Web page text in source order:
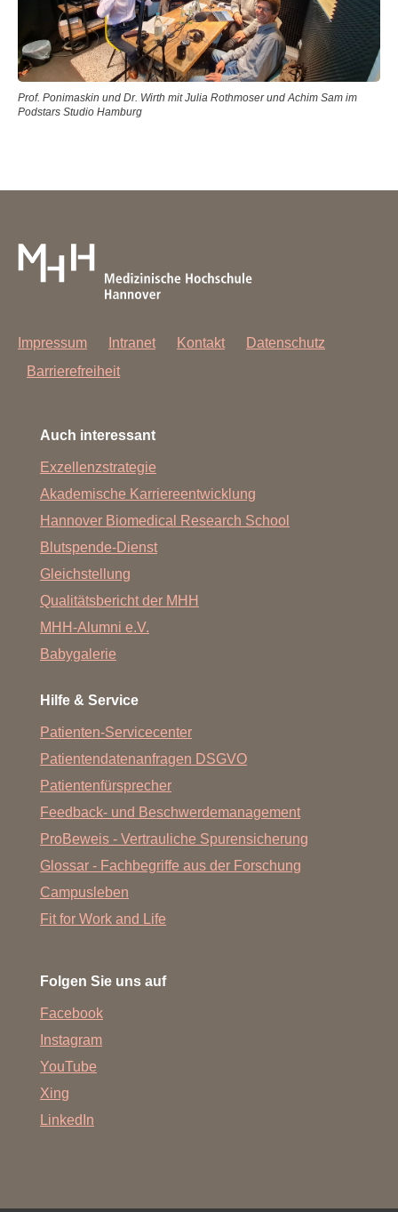
Prof. Ponimaskin und Dr. Wirth mit Julia Rothmoser und Achim Sam im
Podstars Studio Hamburg
Impressum Intranet Kontakt
Datenschutz
Barrierefreiheit
Auch interessant
Exzellenzstrategie
Akademische Karriereentwicklung
Hannover Biomedical Research School
Blutspende-Dienst
Gleichstellung
Qualitätsbericht der MHH
MHH-Alumni e.V.
Babygalerie
Hilfe & Service
Patienten-Servicecenter
Patientendatenanfragen DSGVO
Patientenfürsprecher
Feedback- und Beschwerdemanagement
ProBeweis - Vertrauliche Spurensicherung
Glossar - Fachbegriffe aus der Forschung
Campusleben
Fit for Work and Life
Folgen Sie uns auf
Facebook
Instagram
YouTube
Xing
LinkedIn